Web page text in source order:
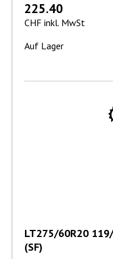
225.40
CHF inkl. MwSt
Auf Lager
LT275/60R20
(SF)